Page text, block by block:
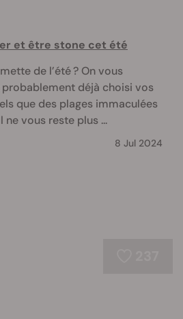
et être stone cet été
de l’été ? On vous
probablement déjà choisi vos
que des plages immaculées
vous reste plus ...
8 Jul 2024